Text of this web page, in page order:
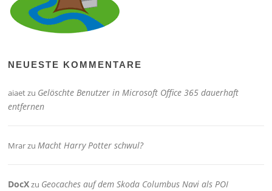
NEUESTE KOMMENTARE
aiaetzu Gelöschte Benutzer in Microsoft Office 365 dauerhaft
entfernen
MrarzuMacht Harry Potter schwul?
DocXzu Geocaches auf dem Skoda Columbus Navi als POI